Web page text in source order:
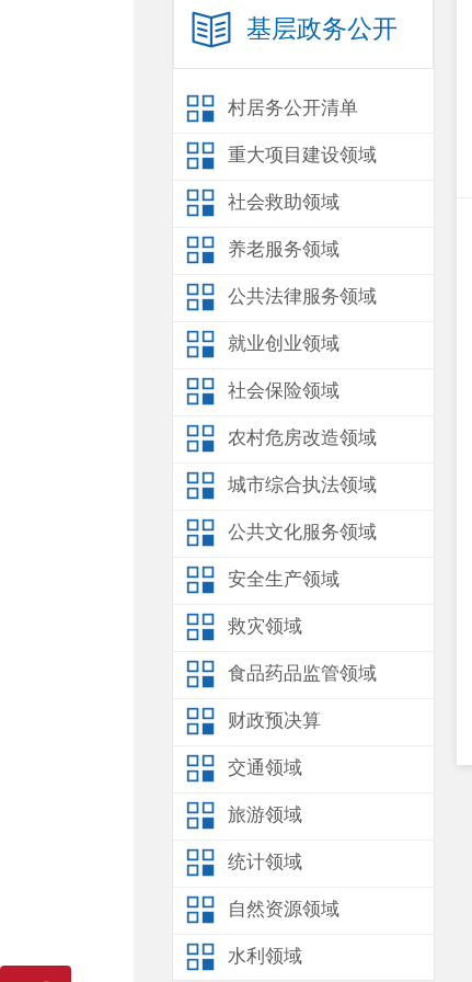
基层政务公开
村居务公开清单
重大项目建设领域
社会救助领域
养老服务领域
公共法律服务领域
就业创业领域
社会保险领域
农村危房改造领域
城市综合执法领域
公共文化服务领域
安全生产领域
救灾领域
食品药品监管领域
财政预决算
交通领域
旅游领域
统计领域
自然资源领域
水利领域